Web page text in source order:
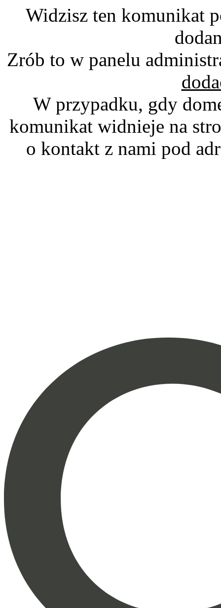
Widzisz ten komunikat
Zrób to w panelu
W przypadku, gdy
komunikat widnieje na
o kontakt z nami pod